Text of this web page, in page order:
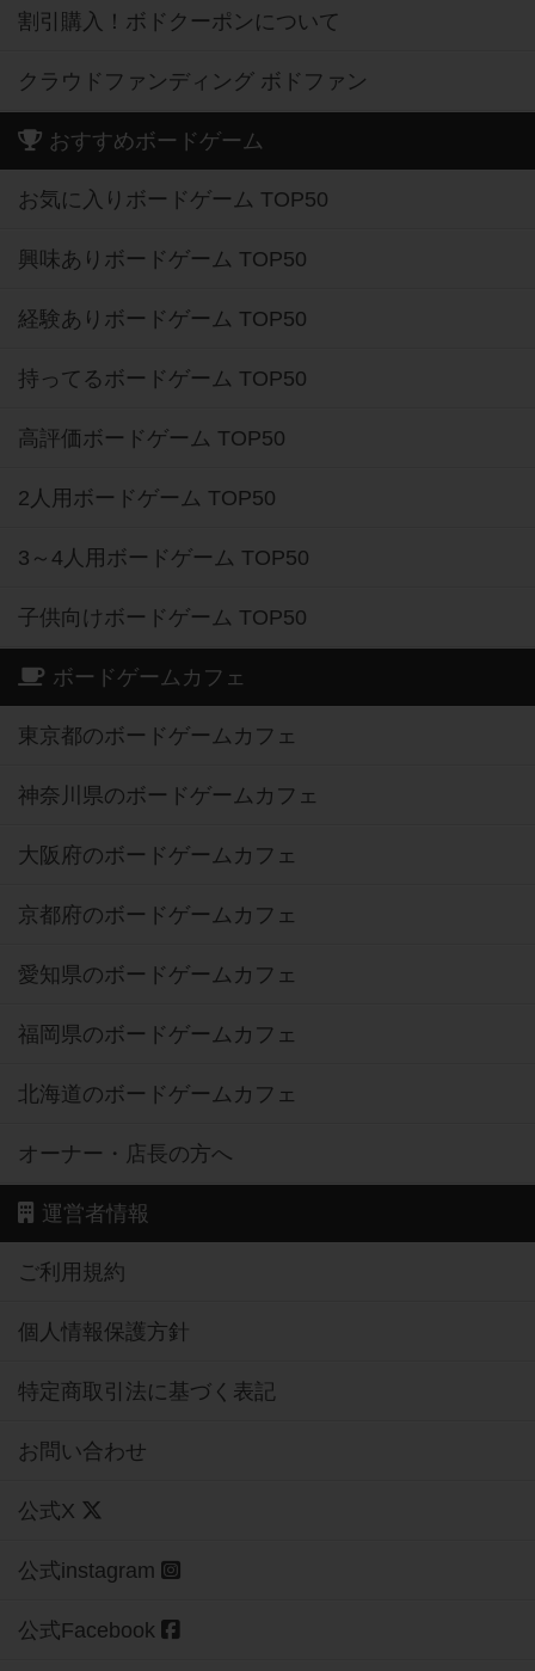
割引購入！ボドクーポンについて
クラウドファンディング ボドファン
おすすめボードゲーム
お気に入りボードゲーム TOP50
興味ありボードゲーム TOP50
経験ありボードゲーム TOP50
持ってるボードゲーム TOP50
高評価ボードゲーム TOP50
2人用ボードゲーム TOP50
3～4人用ボードゲーム TOP50
子供向けボードゲーム TOP50
ボードゲームカフェ
東京都のボードゲームカフェ
神奈川県のボードゲームカフェ
大阪府のボードゲームカフェ
京都府のボードゲームカフェ
愛知県のボードゲームカフェ
福岡県のボードゲームカフェ
北海道のボードゲームカフェ
オーナー・店長の方へ
運営者情報
ご利用規約
個人情報保護方針
特定商取引法に基づく表記
お問い合わせ
公式X
公式instagram
公式Facebook